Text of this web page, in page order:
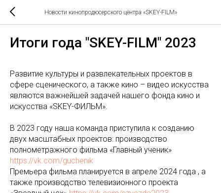
Новости кинопродюсерского центра «SKEY-FILM»
Итоги года "SKEY-FILM" 2023
Развитие культуры и развлекательных проектов в
сфере сценического, а также кино – видео искусства
являются важнейшей задачей нашего фонда кино и
искусства «SKEY-ФИЛЬМ».
В 2023 году наша команда приступила к созданию
двух масштабных проектов: производство
полнометражного фильма «Главный ученик»
https://vk.com/guchenik
Премьера фильма планируется в апреле 2024 года , а
также производство телевизионного проекта